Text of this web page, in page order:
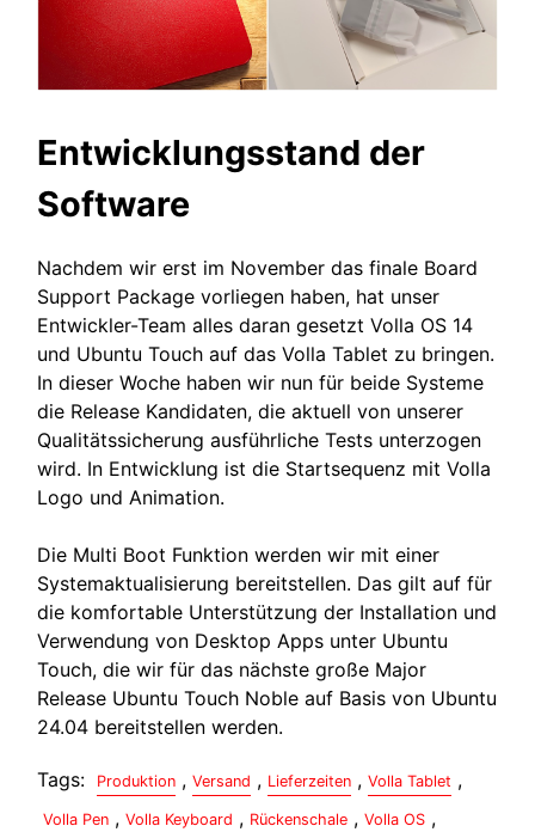
Entwicklungsstand der
Software
Nachdem wir erst im November das finale Board
Support Package vorliegen haben, hat unser
Entwickler-Team alles daran gesetzt Volla OS 14
und Ubuntu Touch auf das Volla Tablet zu bringen.
In dieser Woche haben wir nun für beide Systeme
die Release Kandidaten, die aktuell von unserer
Qualitätssicherung ausführliche Tests unterzogen
wird. In Entwicklung ist die Startsequenz mit Volla
Logo und Animation.
Die Multi Boot Funktion werden wir mit einer
Systemaktualisierung bereitstellen. Das gilt auf für
die komfortable Unterstützung der Installation und
Verwendung von Desktop Apps unter Ubuntu
Touch, die wir für das nächste große Major
Release Ubuntu Touch Noble auf Basis von Ubuntu
24.04 bereitstellen werden.
Tags: Produktion , Versand , Lieferzeiten , Volla Tablet ,
Volla Pen , Volla Keyboard , Rückenschale , Volla OS ,